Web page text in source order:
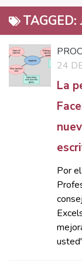
TAGGED:
24
La
Por